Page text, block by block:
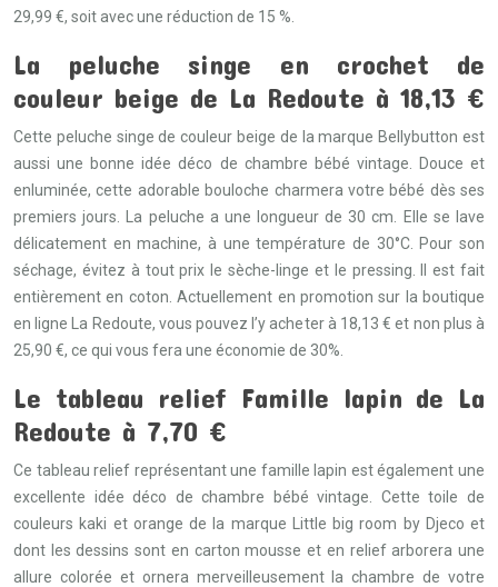
29,99 €, soit avec une réduction de 15 %.
La peluche singe en crochet de
couleur beige de La Redoute à 18,13 €
Cette peluche singe de couleur beige de la marque Bellybutton est
aussi une bonne idée déco de chambre bébé vintage. Douce et
enluminée, cette adorable bouloche charmera votre bébé dès ses
premiers jours. La peluche a une longueur de 30 cm. Elle se lave
délicatement en machine, à une température de 30°C. Pour son
séchage, évitez à tout prix le sèche-linge et le pressing. Il est fait
entièrement en coton. Actuellement en promotion sur la boutique
en ligne La Redoute, vous pouvez l’y acheter à 18,13 € et non plus à
25,90 €, ce qui vous fera une économie de 30%.
Le tableau relief Famille lapin de La
Redoute à 7,70 €
Ce tableau relief représentant une famille lapin est également une
excellente idée déco de chambre bébé vintage. Cette toile de
couleurs kaki et orange de la marque Little big room by Djeco et
dont les dessins sont en carton mousse et en relief arborera une
allure colorée et ornera merveilleusement la chambre de votre